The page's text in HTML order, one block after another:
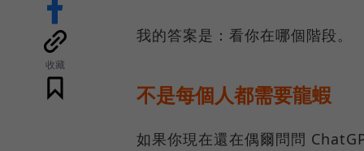
收藏
我的答案是：看你在哪個階段。
不是每個人都需要龍蝦
如果你現在還在偶爾問問